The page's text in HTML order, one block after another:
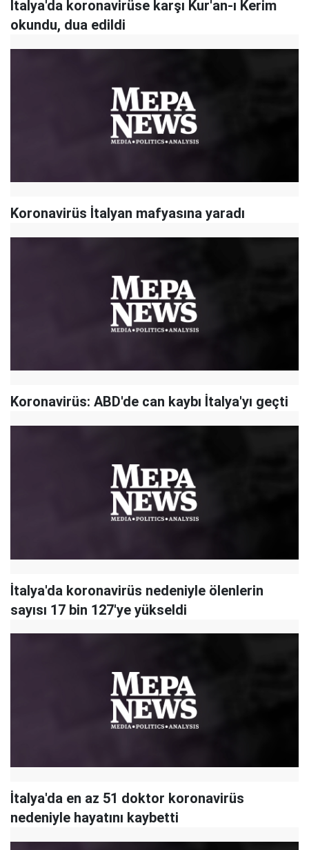
İtalya'da koronavirüse karşı Kur'an-ı Kerim
okundu, dua edildi
Koronavirüs İtalyan mafyasına yaradı
Koronavirüs: ABD'de can kaybı İtalya'yı geçti
İtalya'da koronavirüs nedeniyle ölenlerin
sayısı 17 bin 127'ye yükseldi
İtalya'da en az 51 doktor koronavirüs
nedeniyle hayatını kaybetti